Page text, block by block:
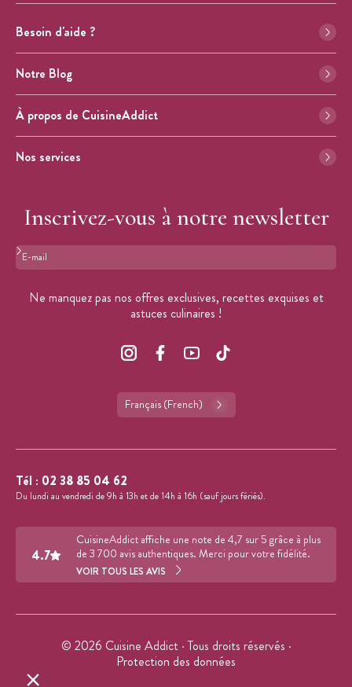
Besoin d'aide ?
Notre Blog
À propos de CuisineAddict
Nos services
Inscrivez-vous à notre newsletter
Format : adresse@email.com
Ne manquez pas nos offres exclusives, recettes exquises et
astuces culinaires !
Français (French)
Tél : 02 38 85 04 62
Du lundi au vendredi de 9h à 13h et de 14h à 16h (sauf jours fériés).
4.7
CuisineAddict affiche une note de 4,7 sur 5 grâce à plus
de 3 700 avis authentiques. Merci pour votre fidélité.
VOIR TOUS LES AVIS
© 2026 Cuisine Addict · Tous droits réservés ·
Protection des données